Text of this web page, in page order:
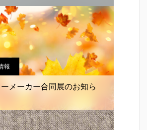
報
メーカー合同展のお知ら